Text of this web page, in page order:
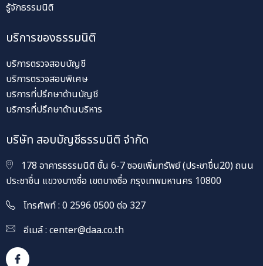
รู้จักธรรมนิติ
บริการของธรรมนิติ
บริการตรวจสอบบัญชี
บริการตรวจสอบพิเศษ
บริการที่ปรึกษาด้านบัญชี
บริการที่ปรึกษาด้านบริหาร
บริษัท สอบบัญชีธรรมนิติ จำกัด
178 อาคารธรรมนิติ ชั้น 6-7 ซอยเพิ่มทรัพย์ (ประชาชื่น20) ถนน
ประชาชื่น แขวงบางซื่อ เขตบางซื่อ กรุงเทพมหานคร 10800
โทรศัพท์ : 0 2596 0500 ต่อ 327
อีเมล์ : center@daa.co.th